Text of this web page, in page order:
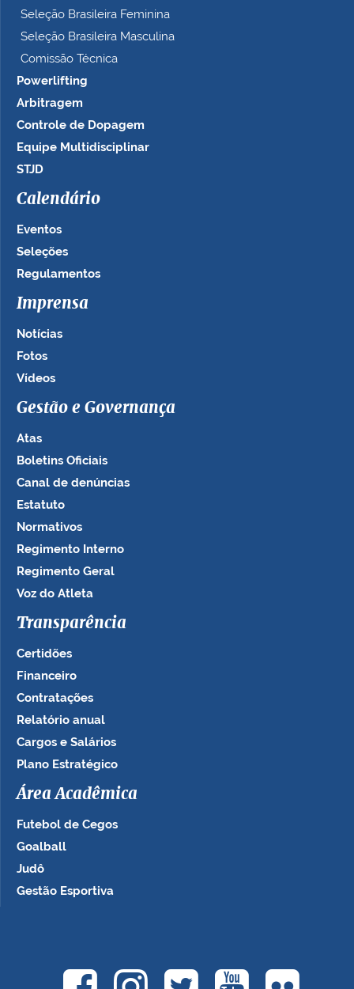
Seleção Brasileira Feminina
Seleção Brasileira Masculina
Comissão Técnica
Powerlifting
Arbitragem
Controle de Dopagem
Equipe Multidisciplinar
STJD
Calendário
Eventos
Seleções
Regulamentos
Imprensa
Notícias
Fotos
Vídeos
Gestão e Governança
Atas
Boletins Oficiais
Canal de denúncias
Estatuto
Normativos
Regimento Interno
Regimento Geral
Voz do Atleta
Transparência
Certidões
Financeiro
Contratações
Relatório anual
Cargos e Salários
Plano Estratégico
Área Acadêmica
Futebol de Cegos
Goalball
Judô
Gestão Esportiva